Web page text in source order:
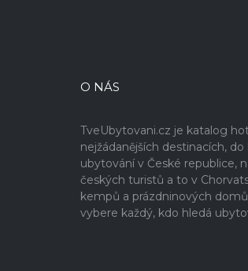
O NÁS
TveUbytovani.cz je katalog
nejžádanějších destinacích,
ubytování v České republice,
českých turistů a to v
kempů a prázdninových
vybere každý, kdo hledá